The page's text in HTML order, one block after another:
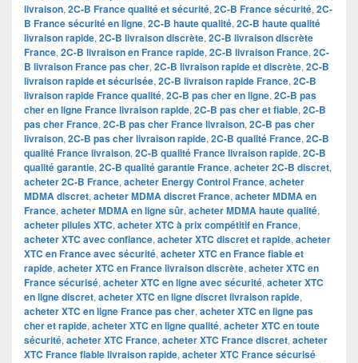
livraison, 2C-B France qualité et sécurité, 2C-B France sécurité, 2C-
B France sécurité en ligne, 2C-B haute qualité, 2C-B haute qualité
livraison rapide, 2C-B livraison discrète, 2C-B livraison discrète
France, 2C-B livraison en France rapide, 2C-B livraison France, 2C-
B livraison France pas cher, 2C-B livraison rapide et discrète, 2C-B
livraison rapide et sécurisée, 2C-B livraison rapide France, 2C-B
livraison rapide France qualité, 2C-B pas cher en ligne, 2C-B pas
cher en ligne France livraison rapide, 2C-B pas cher et fiable, 2C-B
pas cher France, 2C-B pas cher France livraison, 2C-B pas cher
livraison, 2C-B pas cher livraison rapide, 2C-B qualité France, 2C-B
qualité France livraison, 2C-B qualité France livraison rapide, 2C-B
qualité garantie, 2C-B qualité garantie France, acheter 2C-B discret,
acheter 2C-B France, acheter Energy Control France, acheter
MDMA discret, acheter MDMA discret France, acheter MDMA en
France, acheter MDMA en ligne sûr, acheter MDMA haute qualité,
acheter pilules XTC, acheter XTC à prix compétitif en France,
acheter XTC avec confiance, acheter XTC discret et rapide, acheter
XTC en France avec sécurité, acheter XTC en France fiable et
rapide, acheter XTC en France livraison discrète, acheter XTC en
France sécurisé, acheter XTC en ligne avec sécurité, acheter XTC
en ligne discret, acheter XTC en ligne discret livraison rapide,
acheter XTC en ligne France pas cher, acheter XTC en ligne pas
cher et rapide, acheter XTC en ligne qualité, acheter XTC en toute
sécurité, acheter XTC France, acheter XTC France discret, acheter
XTC France fiable livraison rapide, acheter XTC France sécurisé